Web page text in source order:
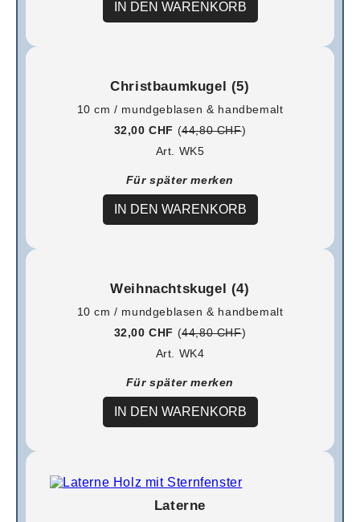
IN DEN WARENKORB
Christbaumkugel (5)
10 cm / mundgeblasen & handbemalt
32,00 CHF (44,80 CHF)
Art. WK5
Für später merken
IN DEN WARENKORB
Weihnachtskugel (4)
10 cm / mundgeblasen & handbemalt
32,00 CHF (44,80 CHF)
Art. WK4
Für später merken
IN DEN WARENKORB
Laterne